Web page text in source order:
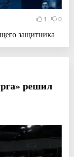
1 0
защитника
решил